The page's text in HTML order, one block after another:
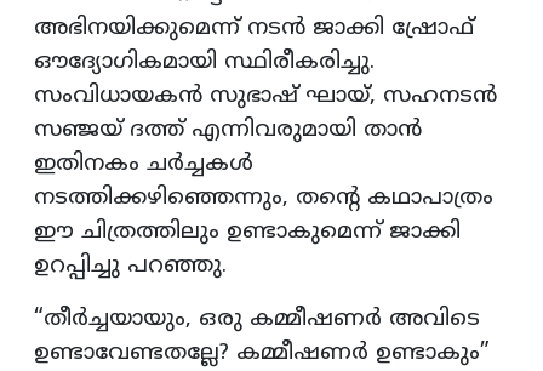
അഭിനയിക്കുമെന്ന് നടൻ ജാക്കി ഷ്രോഫ്
ഔദ്യോഗികമായി സ്ഥിരീകരിച്ചു.
സംവിധായകൻ സുഭാഷ് ഘായ്, സഹനടൻ
സഞ്ജയ് ദത്ത് എന്നിവരുമായി താൻ
ഇതിനകം ചർച്ചകൾ
നടത്തിക്കഴിഞ്ഞെന്നും, തന്റെ കഥാപാത്രം
ഈ ചിത്രത്തിലും ഉണ്ടാകുമെന്ന് ജാക്കി
ഉറപ്പിച്ചു പറഞ്ഞു.
“തീർച്ചയായും, ഒരു കമ്മീഷണർ അവിടെ
ഉണ്ടാവേണ്ടതല്ലേ? കമ്മീഷണർ ഉണ്ടാകും”